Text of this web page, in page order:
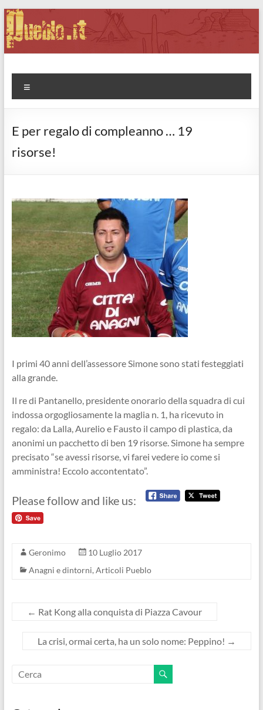
Salta
al
contenuto
Pueblo.it
Fabio Forte, ovvero: il richiamo della Foresta
E per regalo di compleanno … 19
risorse!
I primi 40 anni dell’assessore Simone sono stati festeggiati
alla grande.
Il re di Pantanello, presidente onorario della squadra di cui
indossa orgogliosamente la maglia n. 1, ha ricevuto in
regalo: da Lalla, Aurelio e Fausto il campo di plastica, da
anonimi un pacchetto di ben 19 risorse. Simone ha sempre
precisato “se avessi risorse, vi farei vedere io come si
amministra! Eccolo accontentato”.
Please follow and like us:
Geronimo
10 Luglio 2017
Anagni e dintorni, Articoli Pueblo
← Rat Kong alla conquista di Piazza Cavour
La crisi, ormai certa, ha un solo nome: Peppino! →